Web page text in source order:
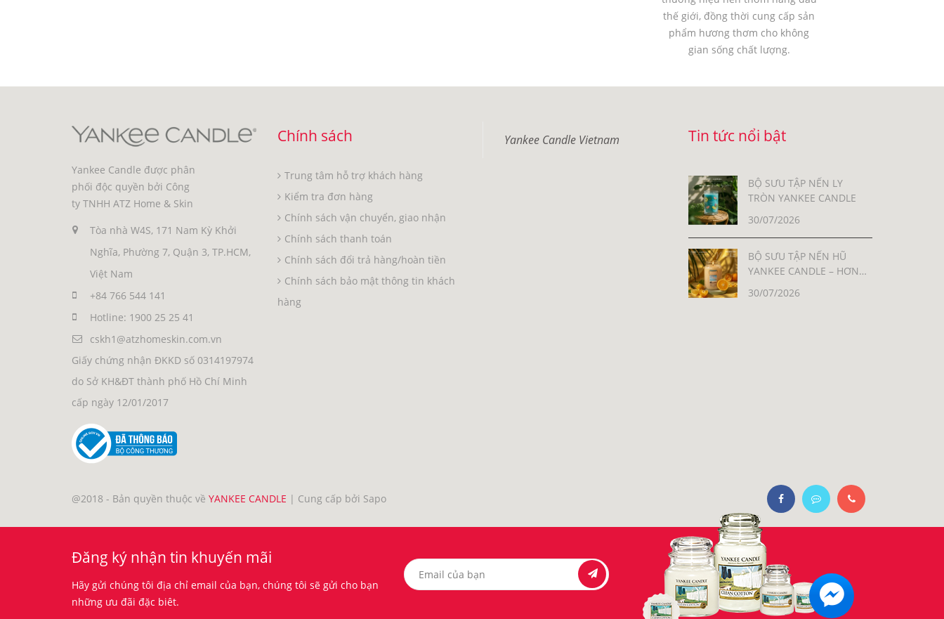
thế giới, đồng thời cung cấp sản
phẩm hương thơm cho không
gian sống chất lượng.
Yankee Candle được phân
phối độc quyền bởi Công
ty TNHH ATZ Home & Skin
Tòa nhà W4S, 171 Nam Kỳ Khởi
Nghĩa, Phường 7, Quận 3, TP.HCM,
Việt Nam
+84 766 544 141
Hotline: 1900 25 25 41
cskh1@atzhomeskin.com.vn
Giấy chứng nhận ĐKKD số 0314197974
do Sở KH&ĐT thành phố Hồ Chí Minh
cấp ngày 12/01/2017
Chính sách
Trung tâm hỗ trợ khách hàng
Kiểm tra đơn hàng
Chính sách vận chuyển, giao nhận
Chính sách thanh toán
Chính sách đổi trả hàng/hoàn tiền
Chính sách bảo mật thông tin khách
hàng
Yankee Candle Vietnam Tin tức nổi bật
BỘ SƯU TẬP NẾN LY
TRÒN YANKEE CANDLE
30/07/2026
BỘ SƯU TẬP NẾN HŨ
YANKEE CANDLE – HƠN
LÀ MỘT CẢM XÚC
30/07/2026
@2018 - Bản quyền thuộc về YANKEE CANDLE | Cung cấp bởi Sapo
Đăng ký nhận tin khuyến mãi
Hãy gửi chúng tôi địa chỉ email của bạn, chúng tôi sẽ gửi cho bạn
những ưu đãi đặc biêt.